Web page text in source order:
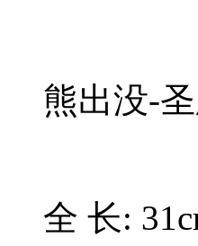
熊出没-
全 长: